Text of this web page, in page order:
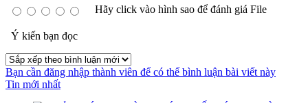
Hãy click vào hình sao để đánh giá File
Ý kiến bạn đọc
Bạn cần đăng nhập thành viên để có thể bình luận bài viết này
Tin mới nhất